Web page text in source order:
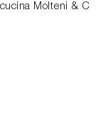
Molteni & C